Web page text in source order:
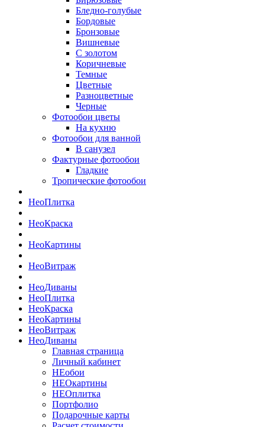
Бледно-голубые
Бордовые
Бронзовые
Вишневые
С золотом
Коричневые
Темные
Цветные
Разноцветные
Черные
Фотообои цветы
На кухню
Фотообои для ванной
В санузел
Фактурные фотообои
Гладкие
Тропические фотообои
НеоПлитка
НеоКраска
НеоКартины
НеоВитраж
НеоДиваны
НеоПлитка
НеоКраска
НеоКартины
НеоВитраж
НеоДиваны
Главная страница
Личный кабинет
НЕобои
НЕОкартины
НЕОплитка
Портфолио
Подарочные карты